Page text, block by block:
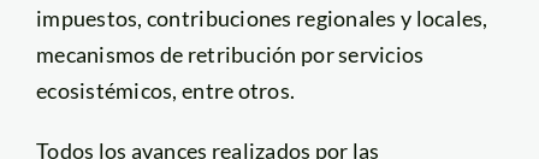
impuestos, contribuciones regionales y locales,
mecanismos de retribución por servicios
ecosistémicos, entre otros.
Todos los avances realizados por las